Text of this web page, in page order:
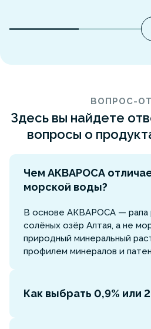
ВОПРОС-
Здесь вы найдете
вопросы о
Чем АКВАРОСА
морской воды?
В основе АКВАРОСА — рапа
солёных озёр Алтая, а не
природный минеральный
профилем минералов и
Как выбрать 0,9% или